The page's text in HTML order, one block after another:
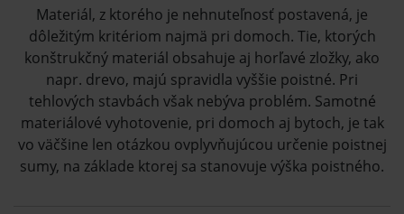
Materiál, z ktorého je nehnuteľnosť postavená, je
dôležitým kritériom najmä pri domoch. Tie, ktorých
konštrukčný materiál obsahuje aj horľavé zložky, ako
napr. drevo, majú spravidla vyššie poistné. Pri
tehlových stavbách však nebýva problém. Samotné
materiálové vyhotovenie, pri domoch aj bytoch, je tak
vo väčšine len otázkou ovplyvňujúcou určenie poistnej
sumy, na základe ktorej sa stanovuje výška poistného.